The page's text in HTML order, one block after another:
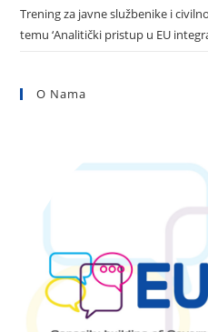
Trening za javne službenike i
temu ‘Analitički pristup u EU
O Nama